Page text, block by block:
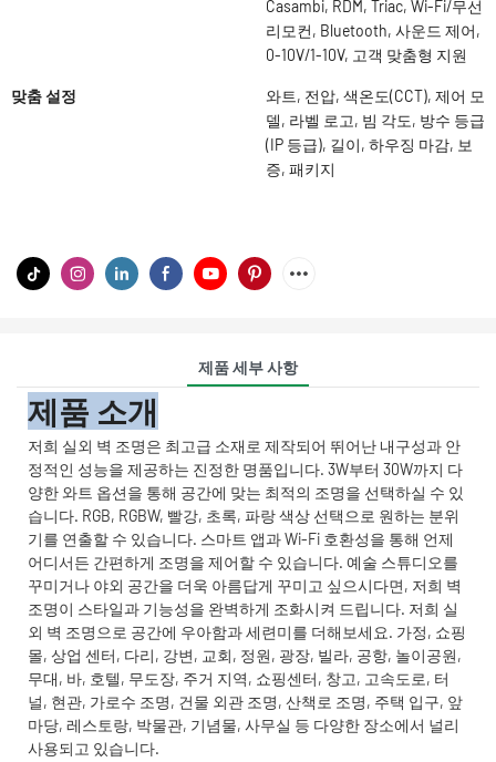
Casambi, RDM, Triac, Wi-Fi/무선
리모컨, Bluetooth, 사운드 제어,
0-10V/1-10V, 고객 맞춤형 지원
맞춤 설정
와트, 전압, 색온도(CCT), 제어 모
델, 라벨 로고, 빔 각도, 방수 등급
(IP 등급), 길이, 하우징 마감, 보
증, 패키지
제품 세부 사항
제품 소개
저희 실외 벽 조명은 최고급 소재로 제작되어 뛰어난 내구성과 안
정적인 성능을 제공하는 진정한 명품입니다. 3W부터 30W까지 다
양한 와트 옵션을 통해 공간에 맞는 최적의 조명을 선택하실 수 있
습니다. RGB, RGBW, 빨강, 초록, 파랑 ​​색상 선택으로 원하는 분위
기를 연출할 수 있습니다. 스마트 앱과 Wi-Fi 호환성을 통해 언제
어디서든 간편하게 조명을 제어할 수 있습니다. 예술 스튜디오를
꾸미거나 야외 공간을 더욱 아름답게 꾸미고 싶으시다면, 저희 벽
조명이 스타일과 기능성을 완벽하게 조화시켜 드립니다. 저희 실
외 벽 조명으로 공간에 우아함과 세련미를 더해보세요. 가정, 쇼핑
몰, 상업 센터, 다리, 강변, 교회, 정원, 광장, 빌라, 공항, 놀이공원,
무대, 바, 호텔, 무도장, 주거 지역, 쇼핑센터, 창고, 고속도로, 터
널, 현관, 가로수 조명, 건물 외관 조명, 산책로 조명, 주택 입구, 앞
마당, 레스토랑, 박물관, 기념물, 사무실 등 다양한 장소에서 널리
사용되고 있습니다.